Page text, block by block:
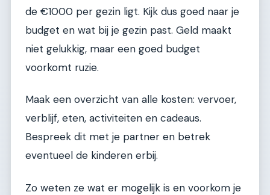
de €1000 per gezin ligt. Kijk dus goed naar je
budget en wat bij je gezin past. Geld maakt
niet gelukkig, maar een goed budget
voorkomt ruzie.
Maak een overzicht van alle kosten: vervoer,
verblijf, eten, activiteiten en cadeaus.
Bespreek dit met je partner en betrek
eventueel de kinderen erbij.
Zo weten ze wat er mogelijk is en voorkom je